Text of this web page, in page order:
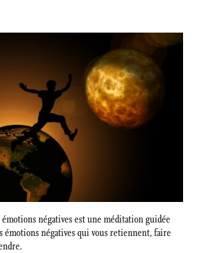
négatives est une méditation guidée
émotions négatives qui vous retiennent, faire